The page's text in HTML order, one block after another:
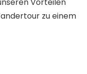
Vorteilen
zu einem